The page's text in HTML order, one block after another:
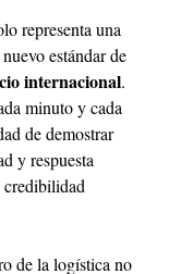
representa una
estándar de
internacional.
minuto y cada
de demostrar
y respuesta
credibilidad
de la logística no